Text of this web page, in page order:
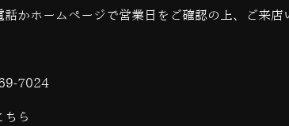
かホームページで営業日をご確認の上、ご来店
7024
ちら